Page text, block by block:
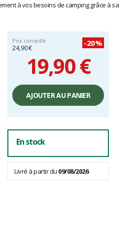
à vos besoins de camping grâce à sa
Prix conseillé
24,90 €
-20%
19,90 €
Prix
unitaire,
hors
frais
AJOUTER AU PANIER
En stock
Livré à partir du 09/08/2026